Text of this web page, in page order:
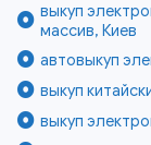
выкуп
массив, Киев
автовыкуп
выкуп
выкуп